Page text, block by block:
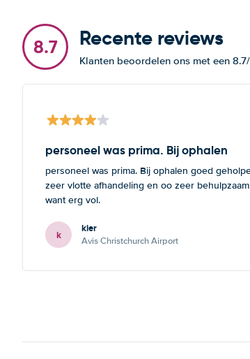
8.7 Recente reviews
Klanten beoordelen ons met een
personeel was prima. Bij ophalen
personeel was prima. Bij ophalen goed
zeer vlotte afhandeling en oo zeer
want erg vol.
k kier
Avis Christchurch Airport